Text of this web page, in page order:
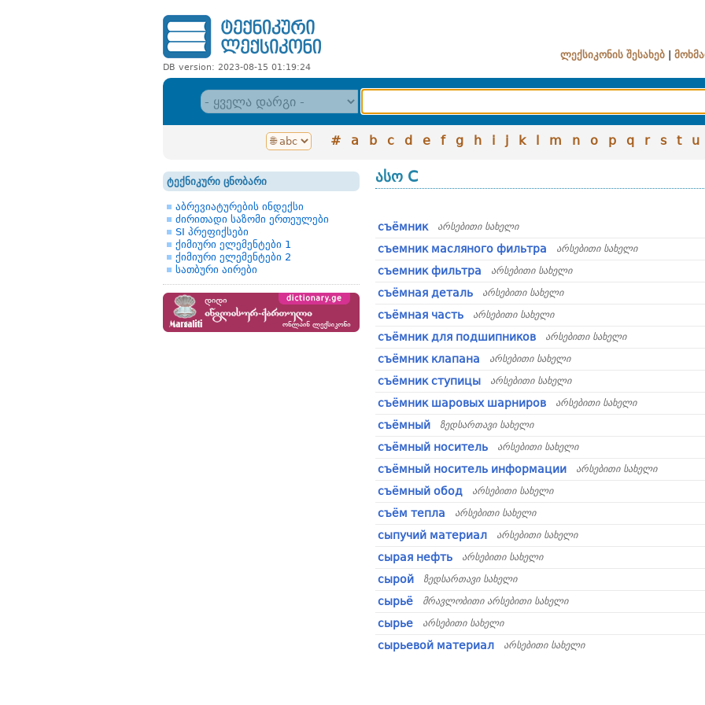
DB version: 2023-08-15 01:19:24
ლექსიკონის შესახებ
# a b c d e f g h i j k l m n o p q r s t u
ტექნიკური ცნობარი
აბრევიატურების ინდექსი
ძირითადი საზომი ერთეულები
SI პრეფიქსები
ქიმიური ელემენტები 1
ქიმიური ელემენტები 2
სათბური აირები
ასო С
съёмник არსებითი სახელი
съемник масляного фильтра არსებითი სახელი
съемник фильтра არსებითი სახელი
съёмная деталь არსებითი სახელი
съёмная часть არსებითი სახელი
съёмник для подшипников არსებითი სახელი
съёмник клапана არსებითი სახელი
съёмник ступицы არსებითი სახელი
съёмник шаровых шарниров არსებითი სახელი
съёмный ზედსართავი სახელი
съёмный носитель არსებითი სახელი
съёмный носитель информации არსებითი სახელი
съёмный обод არსებითი სახელი
съём тепла არსებითი სახელი
сыпучий материал არსებითი სახელი
сырая нефть არსებითი სახელი
сырой ზედსართავი სახელი
сырьё მრავლობითი არსებითი სახელი
сырье არსებითი სახელი
сырьевой материал არსებითი სახელი